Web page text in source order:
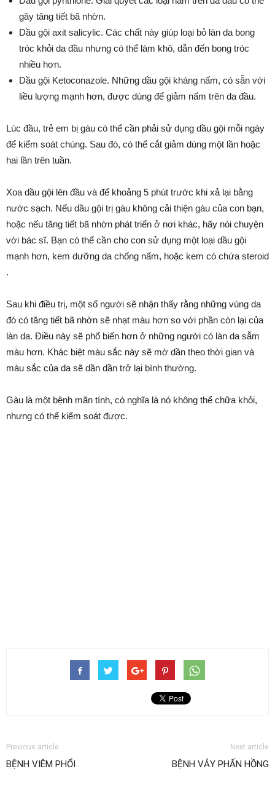
gây tăng tiết bã nhờn.
Dầu gội axit salicylic. Các chất này giúp loại bỏ làn da bong
tróc khỏi da đầu nhưng có thể làm khô, dẫn đến bong tróc
nhiều hơn.
Dầu gội Ketoconazole. Những dầu gội kháng nấm, có sẵn với
liều lượng mạnh hơn, được dùng để giảm nấm trên da đầu.
Lúc đầu, trẻ em bị gàu có thể cần phải sử dụng dầu gội mỗi ngày
để kiểm soát chúng. Sau đó, có thể cắt giảm dùng một lần hoặc
hai lần trên tuần.
Xoa dầu gội lên đầu và để khoảng 5 phút trước khi xả lại bằng
nước sạch. Nếu dầu gội trị gàu không cải thiện gàu của con bạn,
hoặc nếu tăng tiết bã nhờn phát triển ở nơi khác, hãy nói chuyện
với bác sĩ. Bạn có thể cần cho con sử dụng một loại dầu gội
mạnh hơn, kem dưỡng da chống nấm, hoặc kem có chứa steroid
.
Sau khi điều trị, một số người sẽ nhận thấy rằng những vùng da
đó có tăng tiết bã nhờn sẽ nhạt màu hơn so với phần còn lại của
làn da. Điều này sẽ phổ biến hơn ở những người có làn da sẫm
màu hơn. Khác biệt màu sắc này sẽ mờ dần theo thời gian và
màu sắc của da sẽ dần dần trở lại bình thường.
Gàu là một bệnh mãn tính, có nghĩa là nó không thể chữa khỏi,
nhưng có thể kiểm soát được.
Previous article
BỆNH VIÊM PHỔI
Next article
BỆNH VẢY PHẤN HỒNG